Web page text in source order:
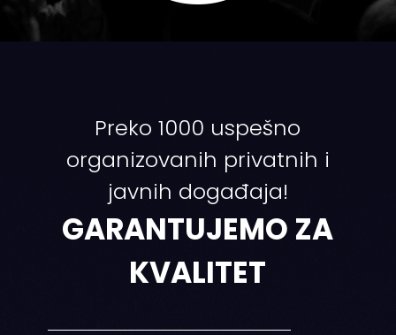
Preko 1000 uspešno
organizovanih privatnih i
javnih događaja!
GARANTUJEMO ZA
KVALITET